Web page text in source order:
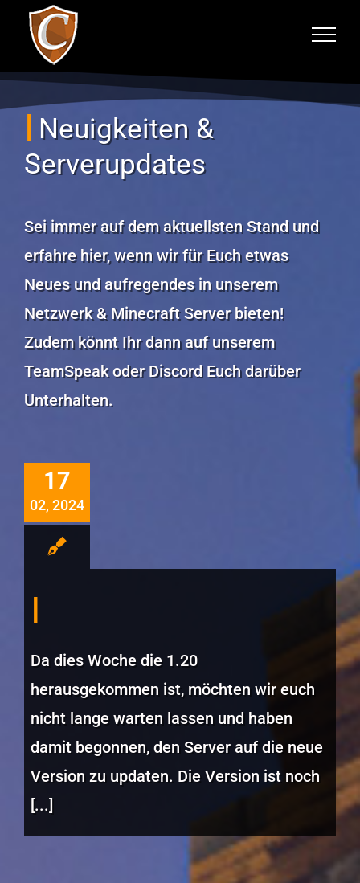
Inhalt
springen
Neuigkeiten &
Serverupdates
Sei immer auf dem aktuellsten Stand und
erfahre hier, wenn wir für Euch etwas
Neues und aufregendes in unserem
Netzwerk & Minecraft Server bieten!
Zudem könnt Ihr dann auf unserem
TeamSpeak oder Discord Euch darüber
Unterhalten.
17
02, 2024
Da dies Woche die 1.20
herausgekommen ist, möchten wir euch
nicht lange warten lassen und haben
damit begonnen, den Server auf die neue
Version zu updaten. Die Version ist noch
[...]